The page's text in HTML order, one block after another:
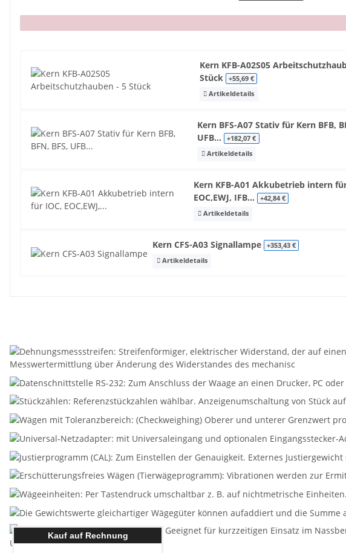
Kauf auf Rechnung
x
Kern KFB-A02S05
Stück
+55,69 €
Artikeldetails
Kern BFS-A07 Stativ für Kern BFB,
UFB... +182,07 €
Artikeldetails
Kern KFB-A01 Akkubetrieb intern
EOC,EWJ, IFB...
+42,84 €
Artikeldetails
Kern CFS-A03 Signallampe
+353,43 €
Artikeldetails